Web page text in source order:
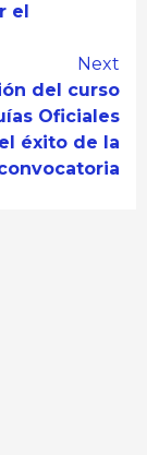
el
Next
del curso
Oficiales
éxito de la